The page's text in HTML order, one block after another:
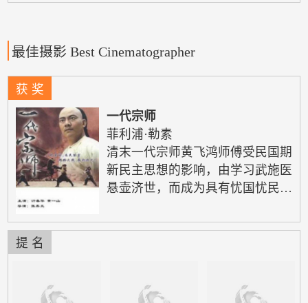
最佳摄影 Best Cinematographer
获 奖
一代宗师
菲利浦·勒素
清末一代宗师黄飞鸿师傅受民国期
新民主思想的影响，由学习武施医
悬壶济世，而成为具有忧国忧民思
朝庭腐败无能，民不聊生，官逼民
他们脱了险。没过多久，被清兵以
提 名